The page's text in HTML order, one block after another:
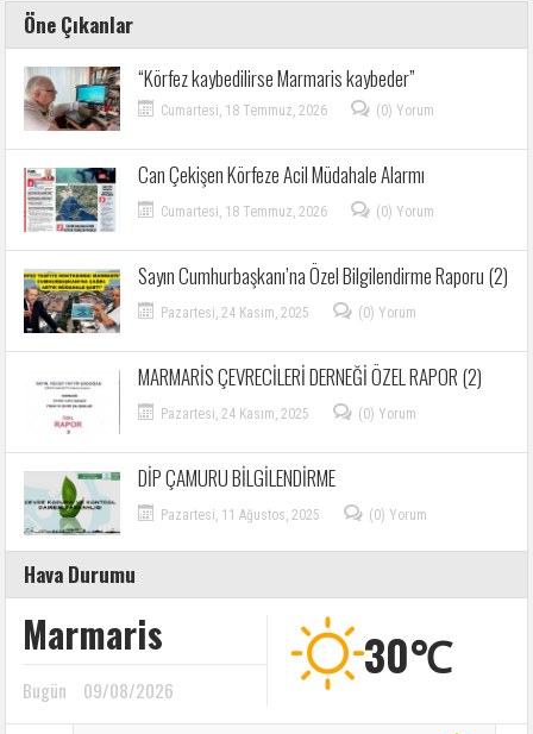
Öne Çıkanlar
“Körfez kaybedilirse Marmaris kaybeder”
Cumartesi, 18 Temmuz, 2026 (0) Yorum
Can Çekişen Körfeze Acil Müdahale Alarmı
Cumartesi, 18 Temmuz, 2026 (0) Yorum
Sayın Cumhurbaşkanı’na Özel Bilgilendirme Raporu (2)
Pazartesi, 24 Kasım, 2025 (0) Yorum
MARMARİS ÇEVRECİLERİ DERNEĞİ ÖZEL RAPOR (2)
Pazartesi, 24 Kasım, 2025 (0) Yorum
DİP ÇAMURU BİLGİLENDİRME
Pazartesi, 11 Ağustos, 2025 (0) Yorum
Hava Durumu
Marmaris
Bugün 09/08/2026
30℃